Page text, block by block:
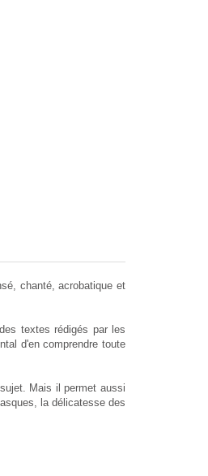
chanté, acrobatique et
textes rédigés par les
d'en comprendre toute
Mais il permet aussi
la délicatesse des